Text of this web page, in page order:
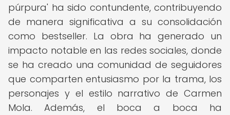
púrpura' ha sido contundente, contribuyendo
de manera significativa a su consolidación
como bestseller. La obra ha generado un
impacto notable en las redes sociales, donde
se ha creado una comunidad de seguidores
que comparten entusiasmo por la trama, los
personajes y el estilo narrativo de Carmen
Mola. Además, el boca a boca ha